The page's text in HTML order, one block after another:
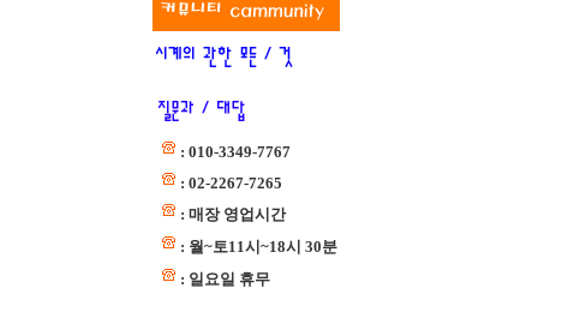
: 010-3349-7767
: 02-2267-7265
: 매장 영업시간
: 월~토11시~18시 30분
: 일요일 휴무